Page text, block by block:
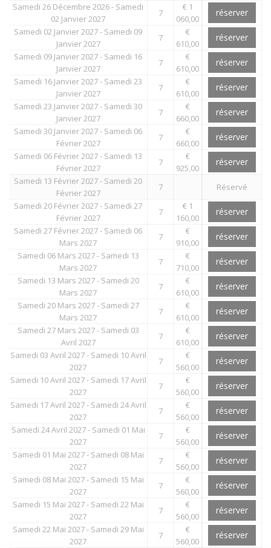
Samedi 26 Décembre 2026 - Samedi
02 Janvier 2027
7
€ 1
060,00
réserver
Samedi 02 Janvier 2027 - Samedi 09
Janvier 2027
7
€
610,00
réserver
Samedi 09 Janvier 2027 - Samedi 16
Janvier 2027
7
€
610,00
réserver
Samedi 16 Janvier 2027 - Samedi 23
Janvier 2027
7
€
610,00
réserver
Samedi 23 Janvier 2027 - Samedi 30
Janvier 2027
7
€
660,00
réserver
Samedi 30 Janvier 2027 - Samedi 06
Février 2027
7
€
660,00
réserver
Samedi 06 Février 2027 - Samedi 13
Février 2027
7
€
925,00
réserver
Samedi 13 Février 2027 - Samedi 20
Février 2027
7
Réservé
Samedi 20 Février 2027 - Samedi 27
Février 2027
7
€ 1
160,00
réserver
Samedi 27 Février 2027 - Samedi 06
Mars 2027
7
€
910,00
réserver
Samedi 06 Mars 2027 - Samedi 13
Mars 2027
7
€
710,00
réserver
Samedi 13 Mars 2027 - Samedi 20
Mars 2027
7
€
610,00
réserver
Samedi 20 Mars 2027 - Samedi 27
Mars 2027
7
€
610,00
réserver
Samedi 27 Mars 2027 - Samedi 03
Avril 2027
7
€
610,00
réserver
Samedi 03 Avril 2027 - Samedi 10 Avril
2027
7
€
560,00
réserver
Samedi 10 Avril 2027 - Samedi 17 Avril
2027
7
€
560,00
réserver
Samedi 17 Avril 2027 - Samedi 24 Avril
2027
7
€
560,00
réserver
Samedi 24 Avril 2027 - Samedi 01 Mai
2027
7
€
560,00
réserver
Samedi 01 Mai 2027 - Samedi 08 Mai
2027
7
€
560,00
réserver
Samedi 08 Mai 2027 - Samedi 15 Mai
2027
7
€
560,00
réserver
Samedi 15 Mai 2027 - Samedi 22 Mai
2027
7
€
560,00
réserver
Samedi 22 Mai 2027 - Samedi 29 Mai
2027
7
€
560,00
réserver